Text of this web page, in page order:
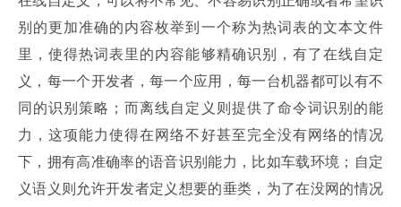
别的更加准确的内容枚举到一个称为热词表的文本文件
里，使得热词表里的内容能够精确识别，有了在线自定
义，每一个开发者，每一个应用，每一台机器都可以有不
同的识别策略；而离线自定义则提供了命令词识别的能
力，这项能力使得在网络不好甚至完全没有网络的情况
下，拥有高准确率的语音识别能力，比如车载环境；自定
义语义则允许开发者定义想要的垂类，为了在没网的情况